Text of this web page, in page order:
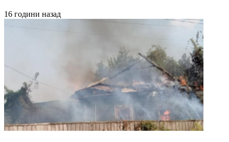
16 години назад